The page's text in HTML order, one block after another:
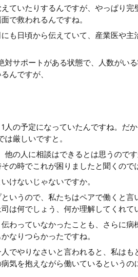
ていたりするんですが、やっぱり
で救われるんですね。
も日頃から伝えていて、産業医や
対サポートがある状態で、人数がい
んですが、
人の予定になっていたんですね。だ
厳しいですと。
他の人に相談はできるとは思うので
の時でこれが困りましたと聞くので
けないじゃないですか。
いうので、私たちはペアで働くと
は何でしょう、何か理解してくれて
わっていなかったことも、さらに
なりつらかったですね。
でやりなさいと言われると、私は
気を抱えながら働いているという